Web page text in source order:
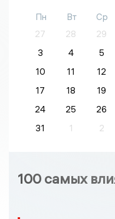
Пн Вт Ср
27
28 29
3
4 5
10
11 12
17
18 19
24
25 26
31
1 2
100 самых